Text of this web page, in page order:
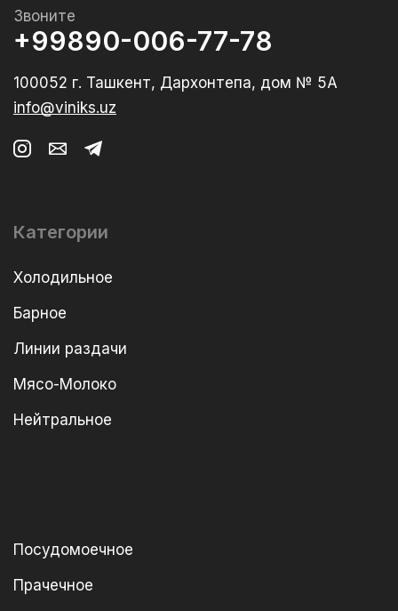
Звоните
+99890-006-77-78
100052 г. Ташкент, Дархонтепа, дом № 5А
info@viniks.uz
Категории
Холодильное
Барное
Линии раздачи
Мясо-Молоко
Нейтральное
Посудомоечное
Прачечное